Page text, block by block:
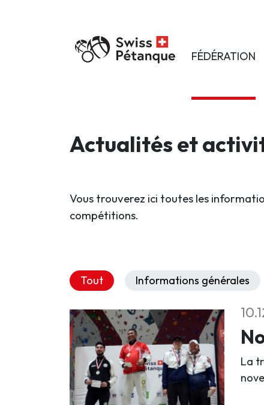
FÉDÉRATION
Actualités et
Vous trouverez ici toutes les
compétitions.
Tout Informations générales
La